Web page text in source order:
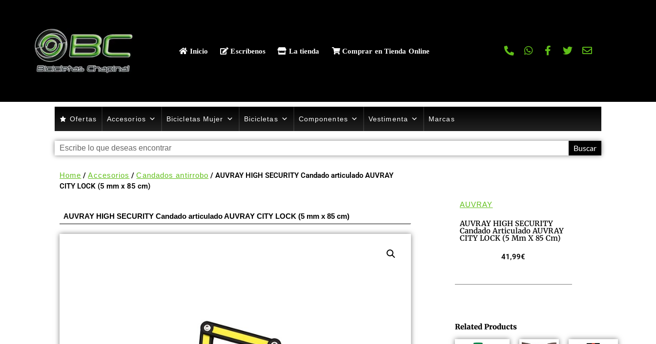
Inicio Escríbenos La tienda Comprar en Tienda Online
Ofertas Accesorios Bicicletas Mujer Bicicletas Componentes Vestimenta Marcas
Buscar
Home /Accesorios /Candados antirrobo / AUVRAY HIGH SECURITY Candado articulado AUVRAY
CITY LOCK (5 mm x 85 cm)
AUVRAY HIGH SECURITY Candado articulado AUVRAY CITY LOCK (5 mm x 85 cm)
AUVRAY
AUVRAY HIGH SECURITY
Candado Articulado AUVRAY
CITY LOCK (5 Mm X 85 Cm)
41,99€
Related Products